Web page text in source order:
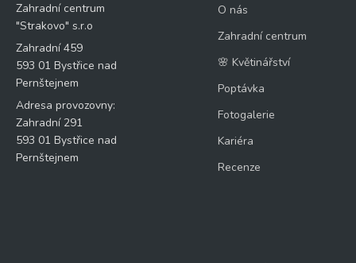
Zahradní centrum
"Strakovo" s.r.o
Zahradní 459
593 01 Bystřice nad
Pernštejnem
Adresa provozovny:
Zahradní 291
593 01 Bystřice nad
Pernštejnem
O nás
Zahradní centrum
🌸 Květinářství
Poptávka
Fotogalerie
Kariéra
Recenze